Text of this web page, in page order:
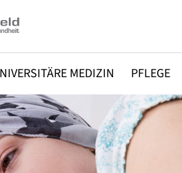
MEDIZIN PFLEGE